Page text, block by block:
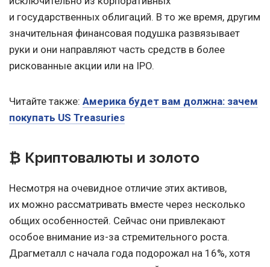
и государственных облигаций. В то же время, другим
значительная финансовая подушка развязывает
руки и они направляют часть средств в более
рискованные акции или на IPO.
Читайте также: Америка будет вам должна: зачем
покупать US Treasuries
₿ Криптовалюты и золото
Несмотря на очевидное отличие этих активов,
их можно рассматривать вместе через несколько
общих особенностей. Сейчас они привлекают
особое внимание из-за стремительного роста.
Драгметалл с начала года подорожал на 16%, хотя